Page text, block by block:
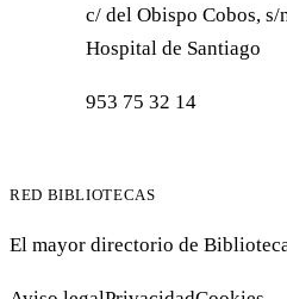
c/ del Obispo Cobos,
Hospital de Santiago
953 75 32 14
RED BIBLIOTECAS
El mayor directorio de